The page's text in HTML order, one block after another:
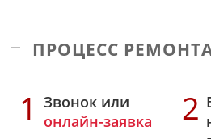
ПРОЦЕСС
Звонок или
онлайн-заявка